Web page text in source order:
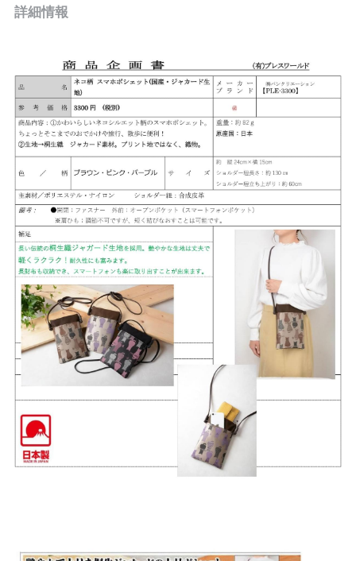
帽子
コスメ
食品
その他、雑貨
詳細情報